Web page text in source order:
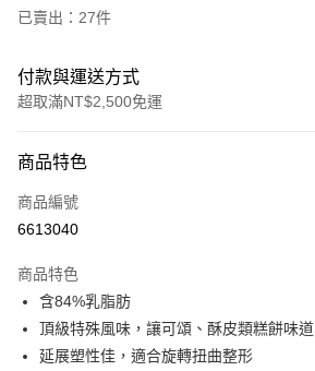
已賣出：27件
付款與運送方式
超取滿NT$2,500免運
信用卡一次付款
LINE Pay
悠遊付
Google Pay
商品特色
商品編號
6613040
商品特色
含84%乳脂肪
頂級特殊風味，讓可頌、酥皮類糕餅味
延展塑性佳，適合旋轉扭曲整形